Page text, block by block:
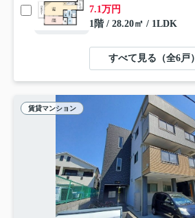
7.1万円
1階 / 28.20㎡ / 1LDK
すべて見る（全6戸）
賃貸マンション